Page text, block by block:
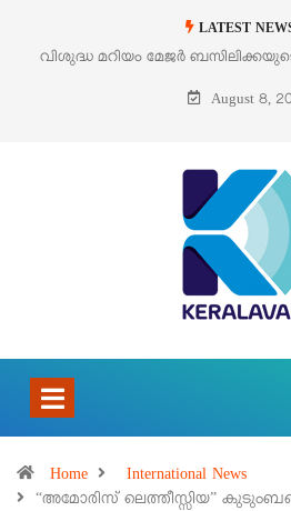
LATEST
തിരുനാൾ
‘പെറ്റൽസ്’ ലൈഫ്
August 8,
Home
International News
“അമോരിസ് ലെത്തീസ്സിയ”